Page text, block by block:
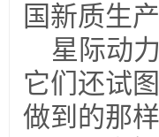
国新质生
星际动
它们还试
做到的那